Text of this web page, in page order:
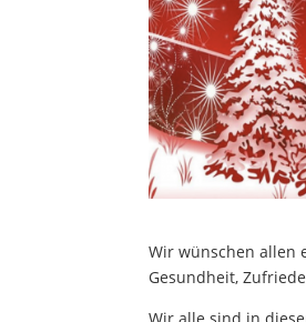
Wir wünschen allen
Gesundheit,
Wir alle sind in